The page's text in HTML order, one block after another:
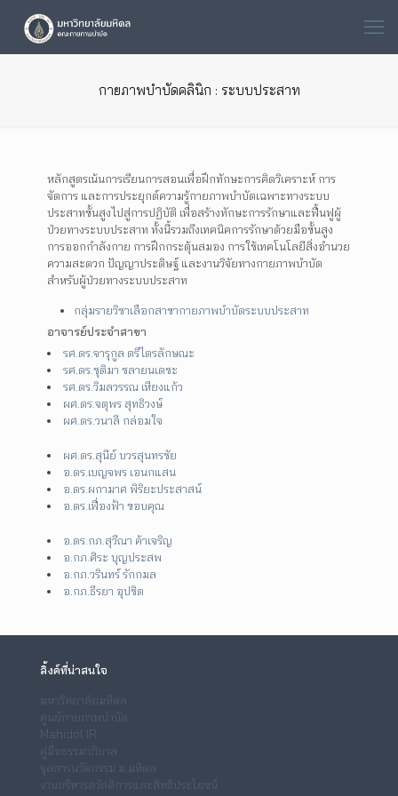
กายภาพบำบัดคลินิก : ระบบประสาท
หลักสูตรเน้นการเรียนการสอนเพื่อฝึกทักษะการคิดวิเคราะห์ การ
จัดการ และการประยุกต์ความรู้กายภาพบำบัดเฉพาะทางระบบ
ประสาทขั้นสูงไปสู่การปฏิบัติ เพื่อสร้างทักษะการรักษาและฟื้นฟูผู้
ป่วยทางระบบประสาท ทั้งนี้รวมถึงเทคนิคการรักษาด้วยมือขั้นสูง
การออกกำลังกาย การฝึกกระตุ้นสมอง การใช้เทคโนโลยีสิ่งอำนวย
ความสะดวก ปัญญาประดิษฐ์ และงานวิจัยทางกายภาพบำบัด
สำหรับผู้ป่วยทางระบบประสาท
กลุ่มรายวิชาเลือกสาขากายภาพบำบัดระบบประสาท
อาจารย์ประจำสาขา
รศ.ดร.จารุกูล ตรีไตรลักษณะ
รศ.ดร.ชุติมา ชลายนเดชะ
รศ.ดร.วิมลวรรณ เหียงแก้ว
ผศ.ดร.จตุพร สุทธิวงษ์
ผศ.ดร.วนาลี กล่อมใจ
ผศ.ดร.สุนีย์ บวรสุนทรชัย
อ.ดร.เบญจพร เอนกแสน
อ.ดร.ผกามาศ พิริยะประสาสน์
อ.ดร.เฟื่องฟ้า ขอบคุณ
อ.ดร.กภ.สุวีณา ค้าเจริญ
อ.กภ.ศิระ บุญประสพ
อ.กภ.วรินทร์ รักกมล
อ.กภ.ธีรยา อุปชิต
ลิ้งค์ที่น่าสนใจ
มหาวิทยาลัยมหิดล
ศูนย์กายภาพบำบัด
Mahidol IR
คู่มือธรรมาภิบาล
จุลสารนวัตกรรม ม.มหิดล
งานบริหารสวัสดิการและสิทธิประโยชน์